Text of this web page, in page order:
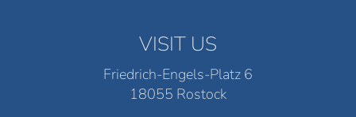
VISIT US
Friedrich-Engels-Platz 6
18055 Rostock